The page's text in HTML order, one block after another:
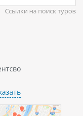
Ссылки на поиск туров